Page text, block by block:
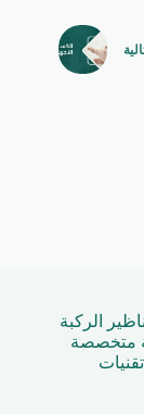
الركبة
متخصصة